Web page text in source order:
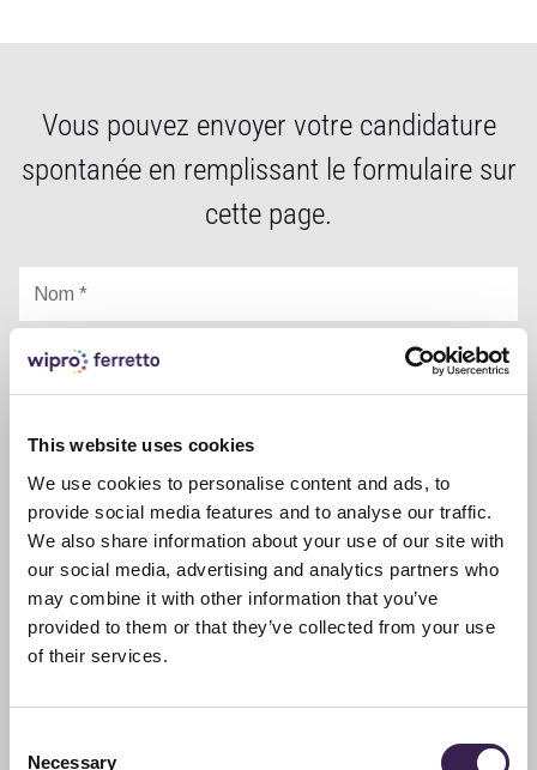
This website uses cookies
We use cookies to personalise content and ads, to
provide social media features and to analyse our traffic.
We also share information about your use of our site with
our social media, advertising and analytics partners who
may combine it with other information that you’ve
provided to them or that they’ve collected from your use
of their services.
Necessary
Vous pouvez envoyer votre candidature
spontanée en remplissant le formulaire sur
cette page.
Nom
*
Prènom
*
Entreprise
Ville
Pays
Téléphone